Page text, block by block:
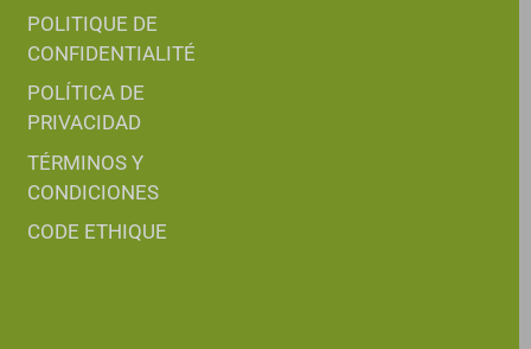
POLITIQUE DE
CONFIDENTIALITÉ
POLÍTICA DE
PRIVACIDAD
TÉRMINOS Y
CONDICIONES
CODE ETHIQUE